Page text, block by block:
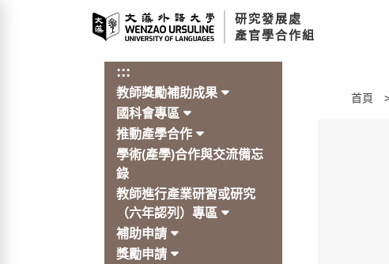
:::
教師獎勵補助成果
國科會專區
推動產學合作
學術(產學)合作與交流備忘
錄
教師進行產業研習或研究
（六年認列）專區
補助申請
獎勵申請
首頁
研究發展處
產官學合作組